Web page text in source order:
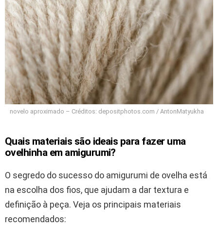
novelo aproximado – Créditos: depositphotos.com / AntonMatyukha
Quais materiais são ideais para fazer uma
ovelhinha em amigurumi?
O segredo do sucesso do amigurumi de ovelha está
na escolha dos fios, que ajudam a dar textura e
definição à peça. Veja os principais materiais
recomendados: